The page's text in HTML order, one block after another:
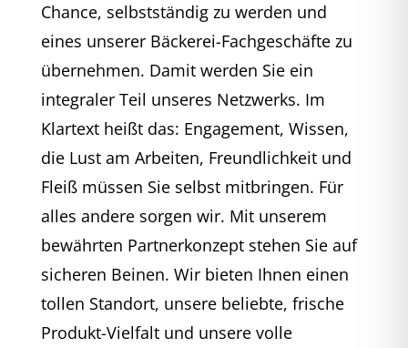
Chance, selbstständig zu werden und
eines unserer Bäckerei-Fachgeschäfte zu
übernehmen. Damit werden Sie ein
integraler Teil unseres Netzwerks. Im
Klartext heißt das: Engagement, Wissen,
die Lust am Arbeiten, Freundlichkeit und
Fleiß müssen Sie selbst mitbringen. Für
alles andere sorgen wir. Mit unserem
bewährten Partnerkonzept stehen Sie auf
sicheren Beinen. Wir bieten Ihnen einen
tollen Standort, unsere beliebte, frische
Produkt-Vielfalt und unsere volle